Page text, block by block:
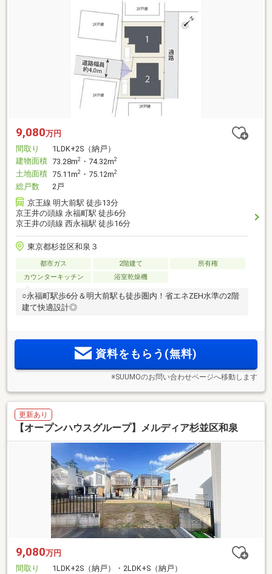
9,080万円
間取り
1LDK+2S（納戸）
建物面積 73.28m2 ・74.32m2
土地面積 75.11m2 ・75.12m2
総戸数
2戸
京王線 明大前駅 徒歩13分
京王井の頭線 永福町駅 徒歩6分
京王井の頭線 西永福駅 徒歩16分
東京都杉並区和泉３
都市ガス 2階建て
所有権
カウンターキッチン
浴室乾燥機
○永福町駅歩6分＆明大前駅も徒歩圏内！省エネZEH水準の2階
建て快適設計◎
資料をもらう(無料)
※SUUMOのお問い合わせページへ移動します
更新あり
【オープンハウスグループ】メルディア杉並区和泉
9,080万円
間取り
1LDK+2S（納戸）・2LDK+S（納戸）